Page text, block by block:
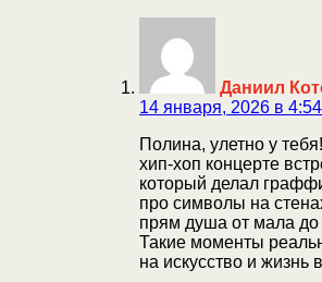
Даниил
14 января, 2026 в
Полина, улетно у
хип-хоп концерте
который делал
про символы на
прям душа от мала до
Такие моменты
на искусство и жизнь